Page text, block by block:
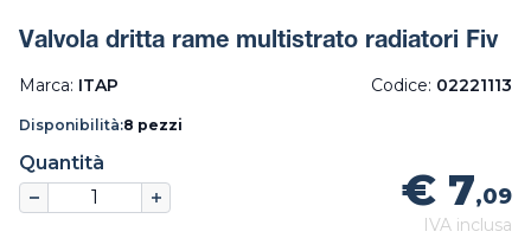
Valvola dritta rame multistrato radiatori Fiv
Marca: ITAP Codice: 02221113
Disponibilità:8 pezzi
Quantità
€ 7,09
IVA inclusa